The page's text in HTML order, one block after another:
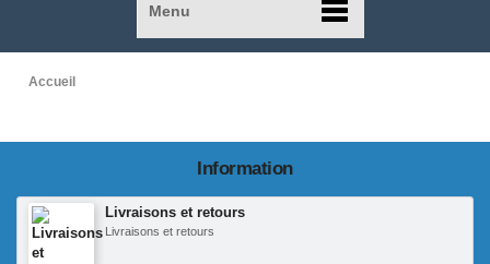
Menu
Accueil
Information
Livraisons et retours
Livraisons et retours